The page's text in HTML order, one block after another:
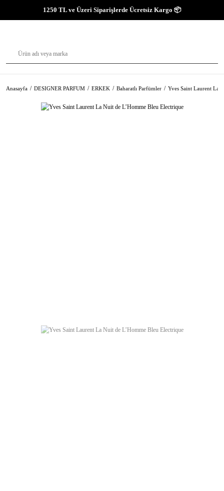
1250 TL ve Üzeri Siparişlerde Ücretsiz Kargo 📦
Anasayfa DESIGNER PARFUM ERKEK Baharatlı Parfümler Yves Saint Laurent La